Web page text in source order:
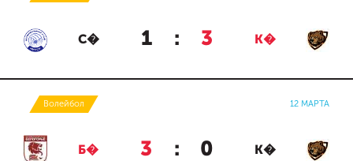
С� 1 : 3 К�
Волейбол 12 МАРТА
Б� 3 : 0 К�